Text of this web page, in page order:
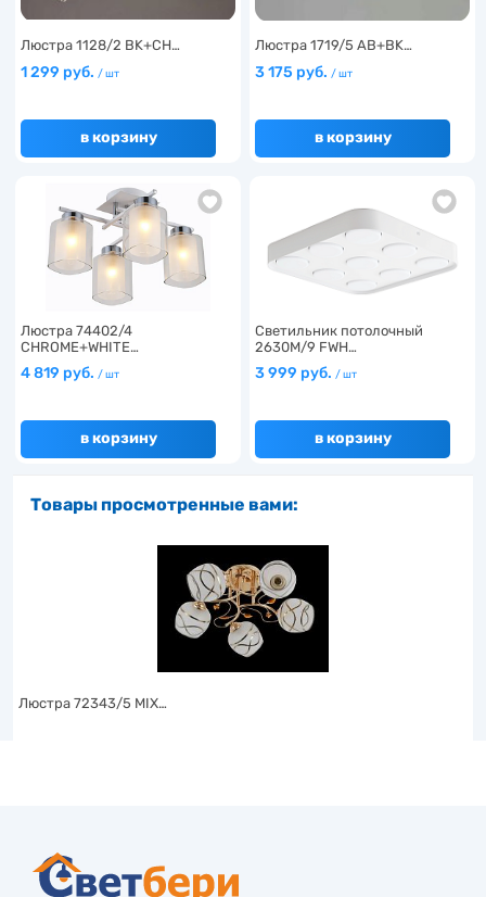
Люстра 1128/2 BK+CH…
1 299 руб. / шт
в корзину
Люстра 1719/5 AB+BK…
3 175 руб. / шт
в корзину
Люстра 74402/4
CHROME+WHITE…
4 819 руб. / шт
в корзину
Светильник потолочный
2630M/9 FWH…
3 999 руб. / шт
в корзину
Товары просмотренные вами:
Люстра 72343/5 MIX…